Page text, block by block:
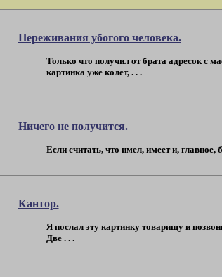
Переживания убогого человека.
Только что получил от брата адресок с
картинка уже колет, . . .
Ничего не получится.
Если считать, что имел, имеет и, главное,
Кантор.
Я послал эту картинку товарищу и
Две . . .